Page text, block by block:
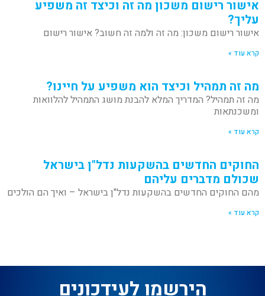
אישור רישום משכון מה זה וכיצד זה משפיע
עליך?
אישור רישום משכון: מה זה ולמה זה חשוב? אישור רישום
קרא עוד »
מה זה תמהיל וכיצד הוא משפיע על חיינו?
מה זה תמהיל? המדריך המלא להבנת מושג התמהיל להלוואות
ומשכנתאות
קרא עוד »
החוקים החדשים בהשקעות נדל"ן בישראל
שכולם מדברים עליהם
מהם החוקים החדשים בהשקעות נדל"ן בישראל – ואיך הם הולכים
קרא עוד »
הירשמו לעידכונים